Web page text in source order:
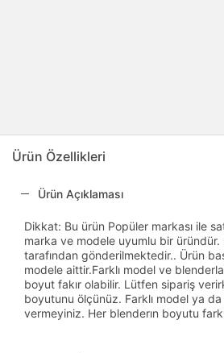
Ürün Özellikleri
Ürün Açıklaması
Dikkat: Bu ürün Popüler markası ile
marka ve modele uyumlu bir üründür.
tarafından gönderilmektedir.. Ürün
modele aittir.Farklı model ve
boyut fakır olabilir. Lütfen sipariş
boyutunu ölçünüz. Farklı model ya da
vermeyiniz. Her blenderın boyutu